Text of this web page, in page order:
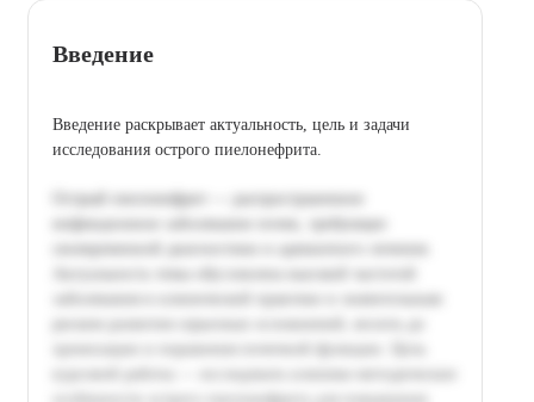
Введение
Введение раскрывает актуальность, цель и задачи
исследования острого пиелонефрита.